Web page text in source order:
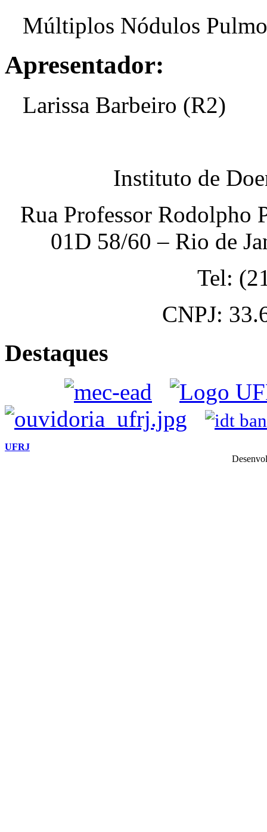
Múltiplos Nódulos
Apresentador:
Larissa Barbeiro (R2)
Instituto de
Rua Professor Rodolpho
01D 58/60 – Rio de
Tel:
CNPJ:
Destaques
UFRJ